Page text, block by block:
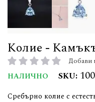
Колие -
рейтинг: Добави
НАЛИЧНО SKU
Сребърно колие с